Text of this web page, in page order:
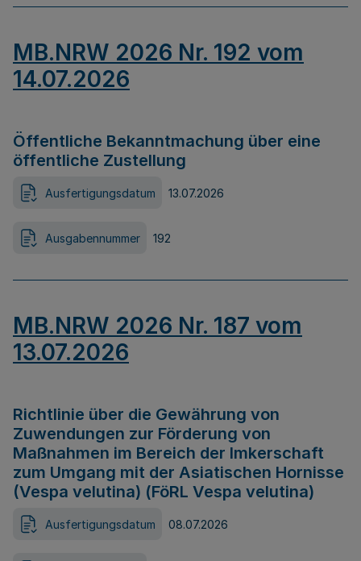
MB.NRW 2026 Nr. 192 vom
14.07.2026
Öffentliche Bekanntmachung über eine
öffentliche Zustellung
Ausfertigungsdatum 13.07.2026
Ausgabennummer 192
MB.NRW 2026 Nr. 187 vom
13.07.2026
Richtlinie über die Gewährung von
Zuwendungen zur Förderung von
Maßnahmen im Bereich der Imkerschaft
zum Umgang mit der Asiatischen Hornisse
(Vespa velutina) (FöRL Vespa velutina)
Ausfertigungsdatum 08.07.2026